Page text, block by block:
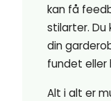
kan få
stilarter.
din
fundet eller
Alt i alt er